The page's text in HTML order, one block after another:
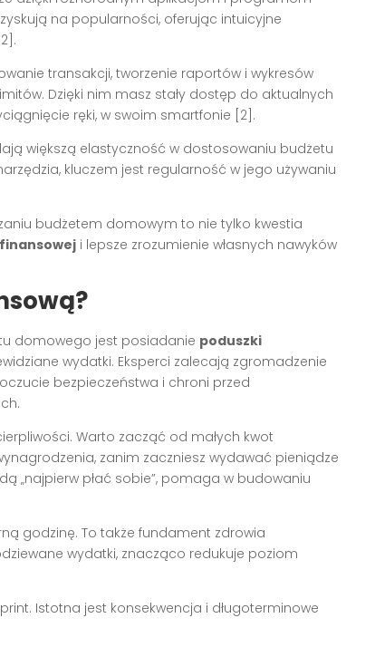
zyskują na popularności, oferując intuicyjne
transakcji, tworzenie raportów i wykresów
Dzięki nim masz stały dostęp do aktualnych
ręki, w swoim smartfonie [2].
większą elastyczność w dostosowaniu budżetu
kluczem jest regularność w jego używaniu
budżetem domowym to nie tylko kwestia
i lepsze zrozumienie własnych nawyków
domowego jest posiadanie poduszki
wydatki. Eksperci zalecają zgromadzenie
bezpieczeństwa i chroni przed
Warto zacząć od małych kwot
zanim zaczniesz wydawać pieniądze
„najpierw płać sobie”, pomaga w budowaniu
godzinę. To także fundament zdrowia
wydatki, znacząco redukuje poziom
Istotna jest konsekwencja i długoterminowe